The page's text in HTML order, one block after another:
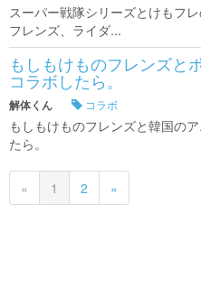
スーパー戦隊シリーズとけもフ
フレンズ、ライダ...
もしもけものフレンズと
コラボしたら。
解体くん コラボ
もしもけものフレンズと韓国の
たら。
« 1 2 »